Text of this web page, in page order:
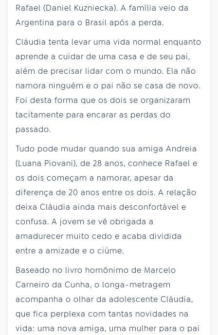
Rafael (Daniel Kuzniecka). A família veio da
Argentina para o Brasil após a perda.
Cláudia tenta levar uma vida normal enquanto
aprende a cuidar de uma casa e de seu pai,
além de precisar lidar com o mundo. Ela não
namora ninguém e o pai não se casa de novo.
Foi desta forma que os dois se organizaram
tacitamente para encarar as perdas do
passado.
Tudo pode mudar quando sua amiga Andreia
(Luana Piovani), de 28 anos, conhece Rafael e
os dois começam a namorar, apesar da
diferença de 20 anos entre os dois. A relação
deixa Cláudia ainda mais desconfortável e
confusa. A jovem se vê obrigada a
amadurecer muito cedo e acaba dividida
entre a amizade e o ciúme.
Baseado no livro homônimo de Marcelo
Carneiro da Cunha, o longa-metragem
acompanha o olhar da adolescente Cláudia,
que fica perplexa com tantas novidades na
vida: uma nova amiga, uma mulher para o pai